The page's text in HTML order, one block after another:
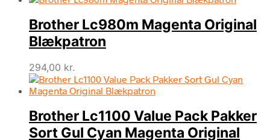
Brother Lc980m Magenta Original
Blækpatron
294,00 kr.
Brother Lc1100 Value Pack Pakker
Sort Gul Cyan Magenta Original